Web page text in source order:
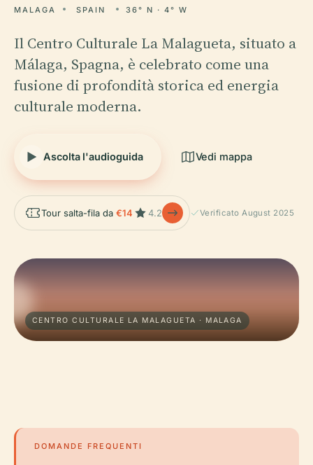
MALAGA SPAIN 36° N · 4° W
Il Centro Culturale La Malagueta, situato a
Málaga, Spagna, è celebrato come una
fusione di profondità storica ed energia
culturale moderna.
Ascolta l'audioguida Vedi mappa
Tour salta-fila da €14 4.2 Verificato August 2025
CENTRO CULTURALE LA MALAGUETA · MALAGA
DOMANDE FREQUENTI